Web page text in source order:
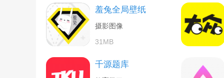
羞兔全局壁纸
摄影图像
31MB
千源题库